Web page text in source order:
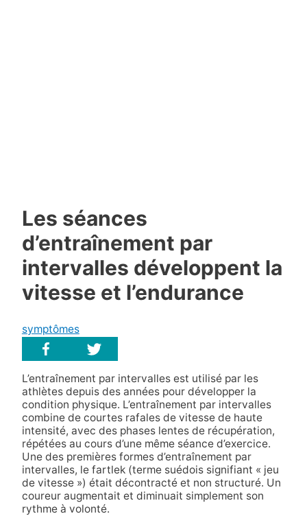
Les séances
d’entraînement par
intervalles développent la
vitesse et l’endurance
symptômes
L’entraînement par intervalles est utilisé par les
athlètes depuis des années pour développer la
condition physique. L’entraînement par intervalles
combine de courtes rafales de vitesse de haute
intensité, avec des phases lentes de récupération,
répétées au cours d’une même séance d’exercice.
Une des premières formes d’entraînement par
intervalles, le fartlek (terme suédois signifiant « jeu
de vitesse ») était décontracté et non structuré. Un
coureur augmentait et diminuait simplement son
rythme à volonté.